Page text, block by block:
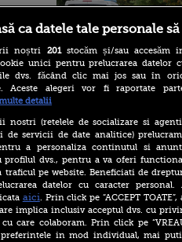
Reacția MAE după ce o
româncă a fost arestată în
Alerta West Nile: două
persoane au murit, iar
numărul cazurilor a ajuns
10. Măsurile de protecție
împotriva țânțarilor
Ce le-a spus Donald Trump
donatorilor despre
succesorul său pentru
alegerile din 2028. Pe cine
ales între Rubio și Vance
ca datele tale personale
noștri 201stocăm și/sau accesăm
unici pentru prelucrarea datelor
dvs. făcând clic mai jos sau în
Aceste alegeri vor fi raportate
detalii
nostri (retelele de socializare si
servicii de date analitice)
a personaliza continutul si
profilul dvs., pentru a va oferi
traficul pe website. Beneficiati de
datelor cu caracter
aici. Prin click pe “ACCEPT
implica inclusiv acceptul dvs. cu
care colaboram. Prin click pe
in mod individual, mai